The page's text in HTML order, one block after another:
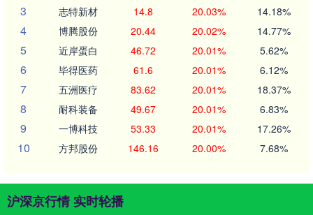
3 志特新材 14.8 20.03% 14.18%
4 博腾股份 20.44 20.02% 14.77%
5 近岸蛋白 46.72 20.01% 5.62%
6 毕得医药 61.6 20.01% 6.12%
7 五洲医疗 83.62 20.01% 18.37%
8 耐科装备 49.67 20.01% 6.83%
9 一博科技 53.33 20.01% 17.26%
10 方邦股份 146.16 20.00% 7.68%
沪深京行情 实时轮播